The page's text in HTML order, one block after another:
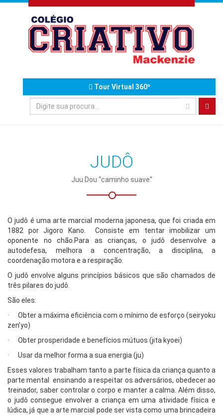
Tour Virtual 360º
JUDÔ
Juu Dou “caminho suave“
O judô é uma arte marcial moderna japonesa, que foi criada em
1882 por Jigoro Kano. Consiste em tentar imobilizar um
oponente no chão.Para as crianças, o judô desenvolve a
autodefesa, melhora a concentração, a disciplina, a
coordenação motora e a respiração.
O judô envolve alguns princípios básicos que são chamados de
três pilares do judô.
São eles:
· Obter a máxima eficiência com o mínimo de esforço (seiryoku
zen’yo)
· Obter prosperidade e benefícios mútuos (jita kyoei)
· Usar da melhor forma a sua energia (ju)
Esses valores trabalham tanto a parte física da criança quanto a
parte mental ensinando a respeitar os adversários, obedecer ao
treinador, saber controlar o corpo e manter a calma. Além disso,
o judô consegue envolver a criança em uma atividade física e
lúdica, já que a arte marcial pode ser vista como uma brincadeira